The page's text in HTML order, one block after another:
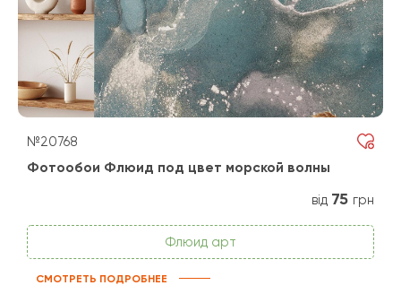
№20768
Фотообои Флюид под цвет морской волны
від 75 грн
Флюид арт
СМОТРЕТЬ ПОДРОБНЕЕ